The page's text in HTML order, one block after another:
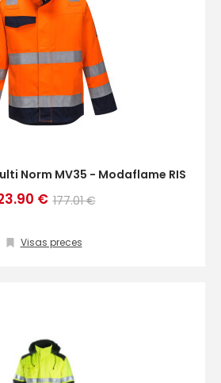
Norm MV35 - Modaflame RIS
€ 177.01 €
Visas preces